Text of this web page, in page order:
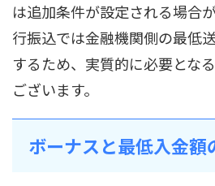
は追加条件が設定される場合
行振込では金融機関側の最低
するため、実質的に必要とな
ございます。
ボーナスと最低入金額